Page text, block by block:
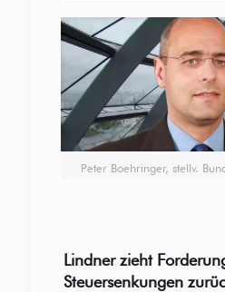
Peter Boehringer, stellv.
Lindner zieht
Steuersenkungen